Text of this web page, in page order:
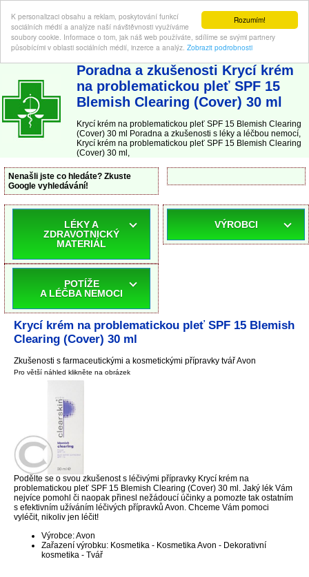
Rozumím!
K personalizaci obsahu a reklam, poskytování funkcí
sociálních médií a analýze naší návštěvnosti využíváme
soubory cookie. Informace o tom, jak náš web používáte, sdílíme se svými partnery
působícími v oblasti sociálních médií, inzerce a analýz. Zobrazit podrobnosti
ABC-LEKARNA.cz | Poradna a zkušenosti s léky a léčbou nemocí
Poradna a zkušenosti Krycí krém
na problematickou pleť SPF 15
Blemish Clearing (Cover) 30 ml
Krycí krém na problematickou pleť SPF 15 Blemish Clearing
(Cover) 30 ml Poradna a zkušenosti s léky a léčbou nemocí,
Krycí krém na problematickou pleť SPF 15 Blemish Clearing
(Cover) 30 ml,
Nenašli jste co hledáte? Zkuste
Google vyhledávání!
LÉKY A
ZDRAVOTNICKÝ
MATERIÁL
POTÍŽE
A LÉČBA NEMOCI
VÝROBCI
Krycí krém na problematickou pleť SPF 15 Blemish
Clearing (Cover) 30 ml
Zkušenosti s farmaceutickými a kosmetickými přípravky tvář Avon
Pro větší náhled klikněte na obrázek
Podělte se o svou zkušenost s léčivými přípravky Krycí krém na
problematickou pleť SPF 15 Blemish Clearing (Cover) 30 ml. Jaký lék Vám
nejvíce pomohl či naopak přinesl nežádoucí účinky a pomozte tak ostatním
s efektivním užíváním léčivých přípravků Avon. Chceme Vám pomoci
vyléčit, nikoliv jen léčit!
Výrobce: Avon
Zařazení výrobku: Kosmetika - Kosmetika Avon - Dekorativní
kosmetika - Tvář